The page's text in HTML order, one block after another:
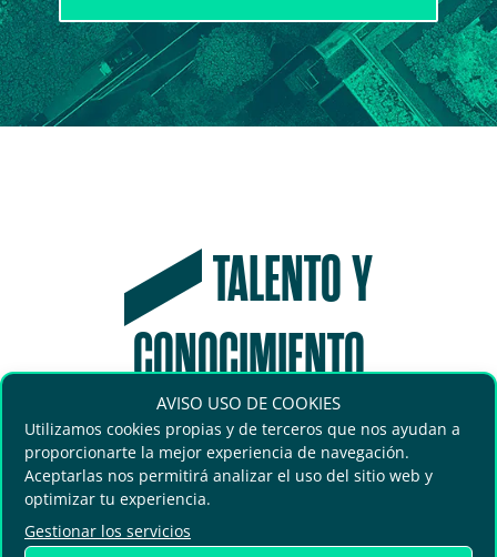
AVISO USO DE COOKIES
Utilizamos cookies propias y de terceros que nos ayudan a
proporcionarte la mejor experiencia de navegación.
Aceptarlas nos permitirá analizar el uso del sitio web y
optimizar tu experiencia.
Gestionar los servicios
TALENTO Y
CONOCIMIENTO
La agenda más actualizada sobre gestión
urbana, sostenibilidad y movilidad
inteligente se debate en Greencities. Más
de 250 ponencias con expertos del